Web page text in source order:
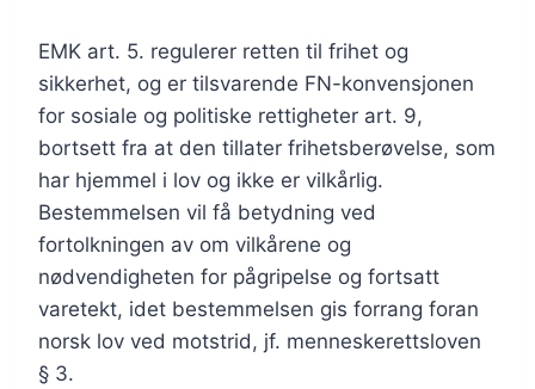
EMK art. 5. regulerer retten til frihet og
sikkerhet, og er tilsvarende FN-konvensjonen
for sosiale og politiske rettigheter art. 9,
bortsett fra at den tillater frihetsberøvelse, som
har hjemmel i lov og ikke er vilkårlig.
Bestemmelsen vil få betydning ved
fortolkningen av om vilkårene og
nødvendigheten for pågripelse og fortsatt
varetekt, idet bestemmelsen gis forrang foran
norsk lov ved motstrid, jf. menneskerettsloven
§ 3.